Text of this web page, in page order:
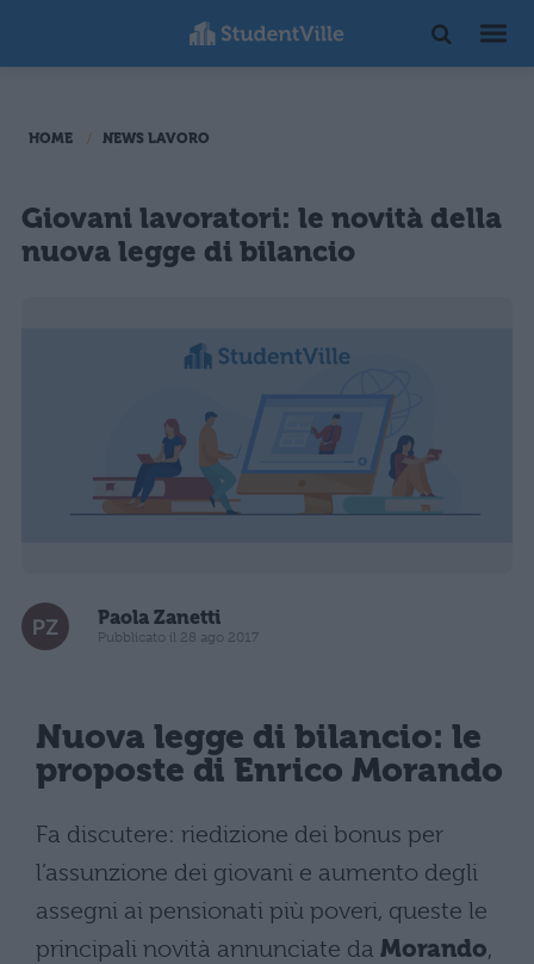
HOME NEWS LAVORO
Giovani lavoratori: le novità della
nuova legge di bilancio
Paola Zanetti
Pubblicato il 28 ago 2017
Nuova legge di bilancio: le
proposte di Enrico Morando
Fa discutere: riedizione dei bonus per
l’assunzione dei giovani e aumento degli
assegni ai pensionati più poveri, queste le
principali novità annunciate da Morando,